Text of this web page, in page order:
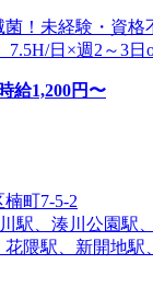
菌！未経験・資
日×週2～3日
時給1,200円〜
町7-5-2
駅、湊川公園駅
隈駅、新開地駅